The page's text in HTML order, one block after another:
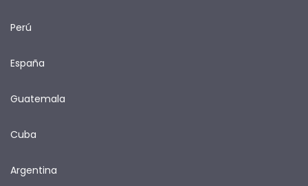
Perú
España
Guatemala
Cuba
Argentina